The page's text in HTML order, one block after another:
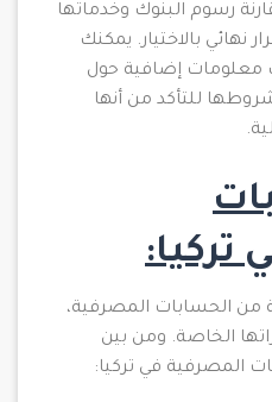
رسوم البنوك وخدماتها
نهائي بالاختيار. يمكنك
معلومات إضافية حول
للتأكد من أنها
تركيا:
من الحسابات المصرفية،
الخاصة. ومن بين
المصرفية في تركيا: